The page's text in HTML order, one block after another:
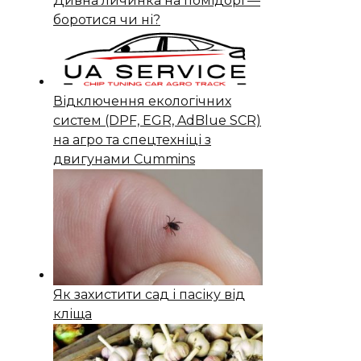
боротися чи ні?
Відключення екологічних
систем (DPF, EGR, AdBlue SCR)
на агро та спецтехніці з
двигунами Cummins
Як захистити сад і пасіку від
кліща